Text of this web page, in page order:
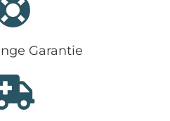
Garantie